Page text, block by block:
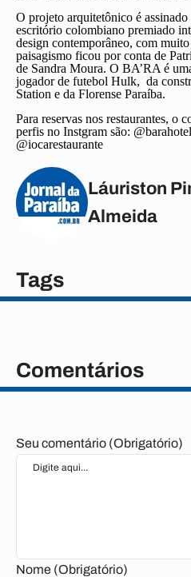
O projeto arquitetônico é
escritório colombiano premiado
design contemporâneo, com
paisagismo ficou por conta de
de Sandra Moura. O BA’RA é
jogador de futebol Hulk, da
Station e da Florense Paraíba.
Para reservas nos restaurantes, o
perfis no Instgram são:
@iocarestaurante
Láuriston
Almeida
Tags
Comentários
Seu comentário (Obrigatório)
Nome (Obrigatório)